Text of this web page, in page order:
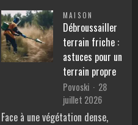
MAISON
Débroussailler
terrain friche :
astuces pour un
terrain propre
Povoski
28
juillet 2026
Face à une végétation dense,